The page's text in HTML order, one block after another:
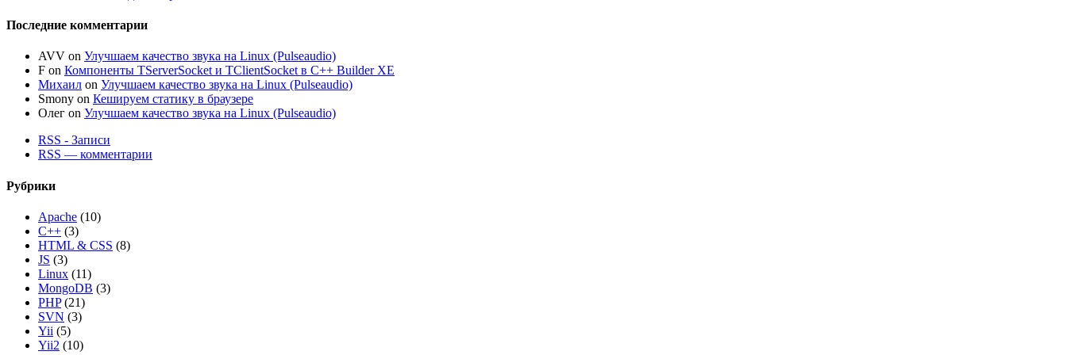
Последние комментарии
AVV on Улучшаем качество звука на Linux (Pulseaudio)
F on Компоненты TServerSocket и TClientSocket в C++ Builder XE
Михаил on Улучшаем качество звука на Linux (Pulseaudio)
Smony on Кешируем статику в браузере
Олег on Улучшаем качество звука на Linux (Pulseaudio)
RSS - Записи
RSS — комментарии
Рубрики
Apache (10)
C++ (3)
HTML & CSS (8)
JS (3)
Linux (11)
MongoDB (3)
PHP(21)
SVN (3)
Yii (5)
Yii2 (10)